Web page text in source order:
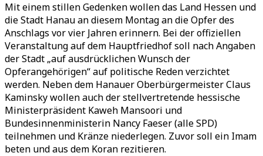
Mit einem stillen Gedenken wollen das Land Hessen und
die Stadt Hanau an diesem Montag an die Opfer des
Anschlags vor vier Jahren erinnern. Bei der offiziellen
Veranstaltung auf dem Hauptfriedhof soll nach Angaben
der Stadt „auf ausdrücklichen Wunsch der
Opferangehörigen“ auf politische Reden verzichtet
werden. Neben dem Hanauer Oberbürgermeister Claus
Kaminsky wollen auch der stellvertretende hessische
Ministerpräsident Kaweh Mansoori und
Bundesinnenministerin Nancy Faeser (alle SPD)
teilnehmen und Kränze niederlegen. Zuvor soll ein Imam
beten und aus dem Koran rezitieren.